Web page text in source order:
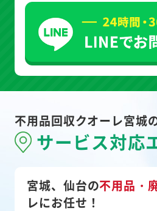
不用品回収クオーレ宮城
サービス対応
宮城、仙台の不用品・
レにお任せ！